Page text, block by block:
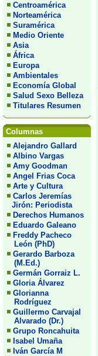
Centroamérica
Norteamérica
Suramérica
Medio Oriente
Asia
África
Europa
Ambientales
Economía Global
Salud Sexo Belleza
Titulares Resumen
Columnas
Alejandro Gallard
Albino Vargas
Amy Goodman
Angel Frias Coca
Arte y Cultura
Carlos Jeremías
Jirón: Periodista
Derechos Humanos
Eduardo Galeano
Freddy Pacheco
León (PhD)
Gerardo Barboza
(M.Ed.)
Germán Gorraiz L.
Gloria Álvarez
Glorianna
Rodríguez
Guillermo Carvajal
Alvarado (Dr.)
Grupo Roncahuita
Isabel Umaña
Iván García M